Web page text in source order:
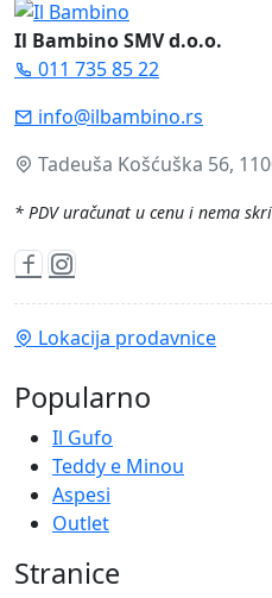
Il Bambino SMV d.o.o.
011 735 85 22
info@ilbambino.rs
Tadeuša Košćuška 56,
* PDV uračunat u cenu i nema
Lokacija prodavnice
Popularno
Il Gufo
Teddy e Minou
Aspesi
Outlet
Stranice